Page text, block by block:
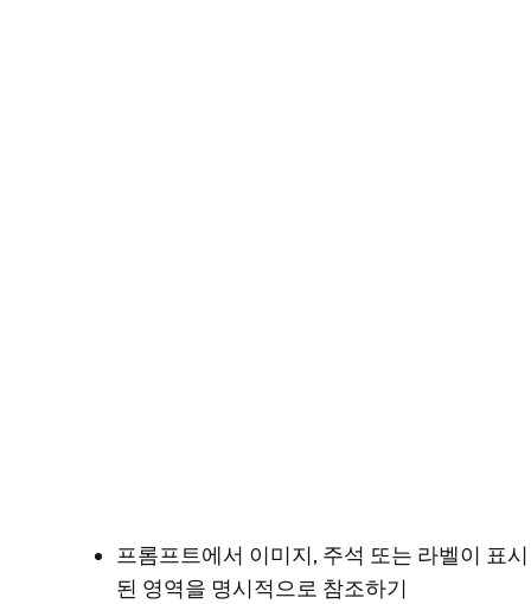
프롬프트에서 이미지, 주석 또는 라벨이 표시
된 영역을 명시적으로 참조하기